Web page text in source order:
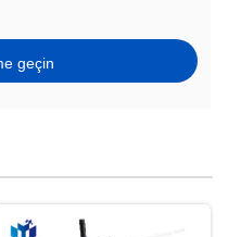
geçin